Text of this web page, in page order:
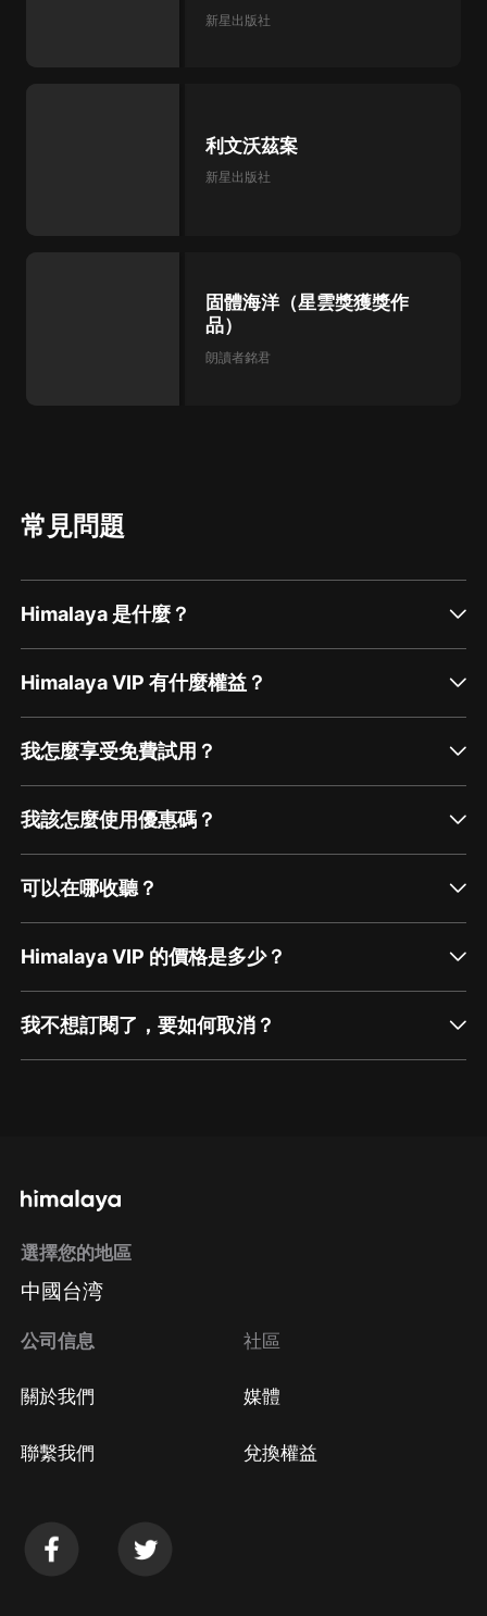
新星出版社
利文沃茲案
新星出版社
固體海洋（星雲獎獲獎作
品）
朗讀者銘君
常見問題
Himalaya 是什麼？
Himalaya VIP 有什麼權益？
我怎麼享受免費試用？
我該怎麼使用優惠碼？
可以在哪收聽？
Himalaya VIP 的價格是多少？
我不想訂閱了，要如何取消？
方法 Google Play取消訂閱方法
選擇您的地區
中國台湾
公司信息
關於我們
聯繫我們
社區
媒體
兌換權益